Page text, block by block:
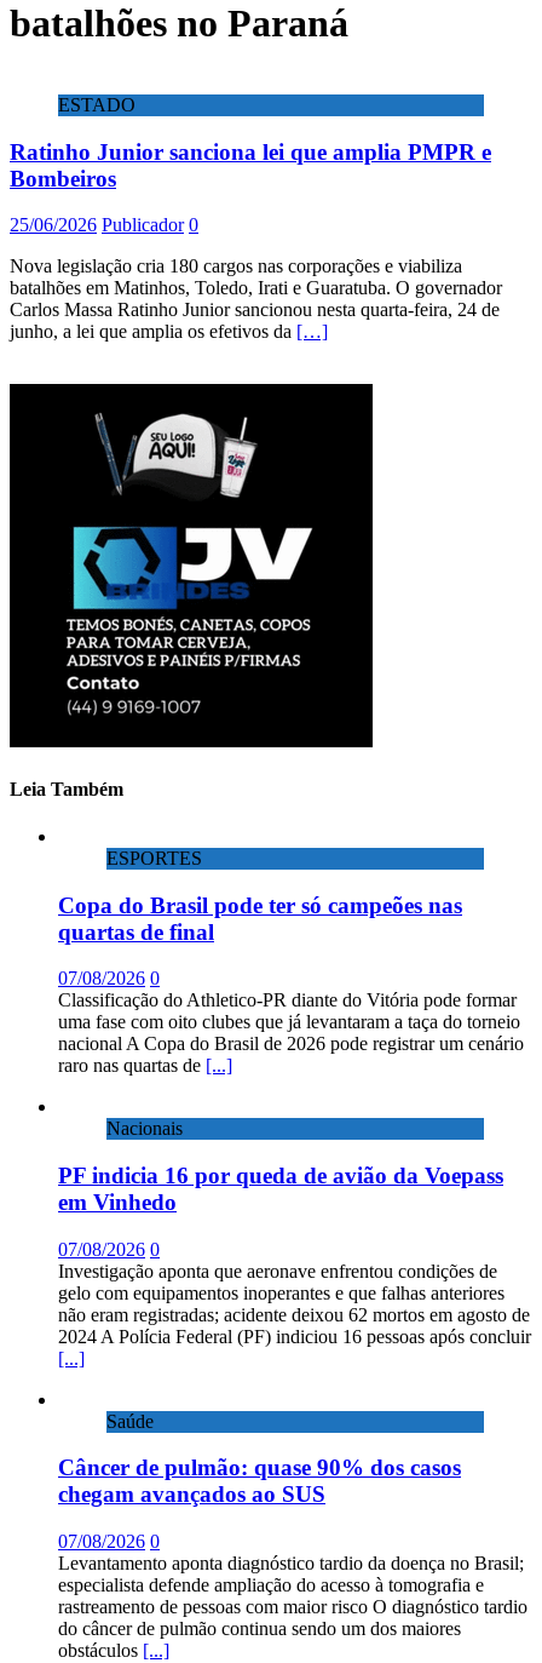
batalhões no Paraná
ESTADO
Ratinho Junior sanciona lei que amplia PMPR e
Bombeiros
25/06/2026 Publicador 0
Nova legislação cria 180 cargos nas corporações e viabiliza
batalhões em Matinhos, Toledo, Irati e Guaratuba. O governador
Carlos Massa Ratinho Junior sancionou nesta quarta-feira, 24 de
junho, a lei que amplia os efetivos da […]
Leia Também
ESPORTES
Copa do Brasil pode ter só campeões nas
quartas de final
07/08/2026 0
Classificação do Athletico-PR diante do Vitória pode formar
uma fase com oito clubes que já levantaram a taça do torneio
nacional A Copa do Brasil de 2026 pode registrar um cenário
raro nas quartas de [...]
Nacionais
PF indicia 16 por queda de avião da Voepass
em Vinhedo
07/08/2026 0
Investigação aponta que aeronave enfrentou condições de
gelo com equipamentos inoperantes e que falhas anteriores
não eram registradas; acidente deixou 62 mortos em agosto de
2024 A Polícia Federal (PF) indiciou 16 pessoas após concluir
[...]
Saúde
Câncer de pulmão: quase 90% dos casos
chegam avançados ao SUS
07/08/2026 0
Levantamento aponta diagnóstico tardio da doença no Brasil;
especialista defende ampliação do acesso à tomografia e
rastreamento de pessoas com maior risco O diagnóstico tardio
do câncer de pulmão continua sendo um dos maiores
obstáculos [...]